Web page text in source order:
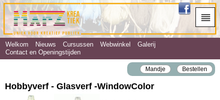
Welkom Nieuws Cursussen Webwinkel
Galerij
Contact en Openingstijden
Mandje Bestellen
Hobbyverf - Glasverf ‐WindowColor